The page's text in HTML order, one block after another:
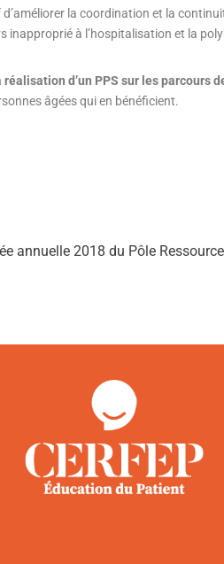
la coordination et la
inapproprié à l’hospitalisation et la
d’un PPS sur les parcours
âgées qui en bénéficient.